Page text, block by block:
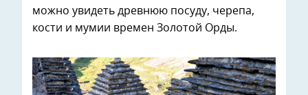
можно увидеть древнюю посуду, черепа,
кости и мумии времен Золотой Орды.